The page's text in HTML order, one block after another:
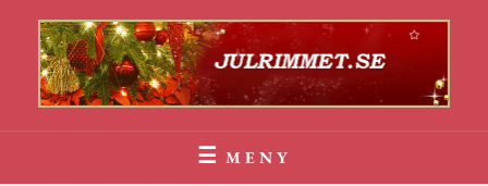
innehåll
Julrim Och Julklappsrim
MENY